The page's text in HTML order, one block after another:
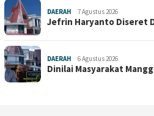
DAERAH 7 Agustus 2026
Jefrin Haryanto Diseret
DAERAH 6 Agustus 2026
Dinilai Masyarakat